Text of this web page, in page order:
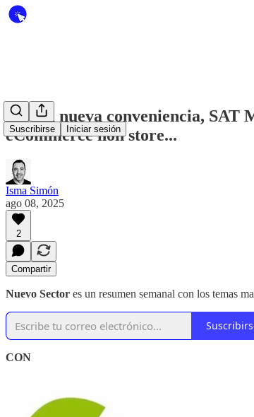
Suscribirse Iniciar sesión
#95 La nueva conveniencia,
eCommerce non store...
Isma Simón
ago 08, 2025
2
Compartir
Nuevo Sector es un resumen semanal con los temas
CON